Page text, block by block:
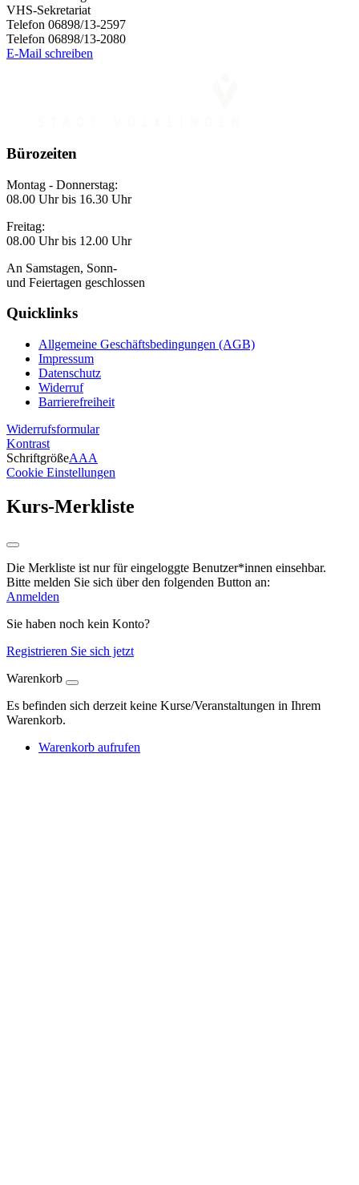
VHS-Sekretariat
Telefon 06898/13-2597
Telefon 06898/13-2080
E-Mail schreiben
Bürozeiten
Montag - Donnerstag:
08.00 Uhr bis 16.30 Uhr
Freitag:
08.00 Uhr bis 12.00 Uhr
An Samstagen, Sonn-
und Feiertagen geschlossen
Quicklinks
Allgemeine Geschäftsbedingungen (AGB)
Impressum
Datenschutz
Widerruf
Barrierefreiheit
Widerrufsformular
Kontrast
SchriftgrößeAAA
Cookie Einstellungen
Kurs-Merkliste
Die Merkliste ist nur für eingeloggte Benutzer*innen einsehbar.
Bitte melden Sie sich über den folgenden Button an:
Anmelden
Sie haben noch kein Konto?
Registrieren Sie sich jetzt
Warenkorb
Es befinden sich derzeit keine Kurse/Veranstaltungen in Ihrem
Warenkorb.
Warenkorb aufrufen